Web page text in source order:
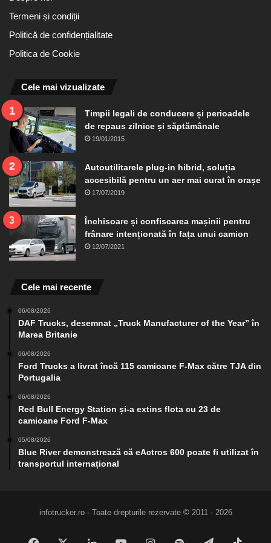
Termeni și condiții
Politică de confidențialitate
Politica de Cookie
Cele mai vizualizate
Timpii legali de conducere și perioadele
de repaus zilnice și săptămânale
19/01/2015
Autoutilitarele plug-in hibrid, soluția
accesibilă pentru un aer mai curat în orașe
17/07/2019
Închisoare și confiscarea mașinii pentru
frânare intenționată în fața unui camion
12/07/2021
Cele mai recente
06/08/2026
DAF Trucks, desemnat „Truck Manufacturer of the Year” în
Marea Britanie
06/08/2026
Ford Trucks a livrat încă 115 camioane F-Max către TJA din
Portugalia
06/08/2026
Red Bull Energy Station și-a extins flota cu 23 de
camioane Ford F-Max
05/08/2026
Blue River demonstrează că eActros 600 poate fi utilizat în
transportul internațional
infotrucker.ro - Toate drepturile rezervate © 2011 - 2026